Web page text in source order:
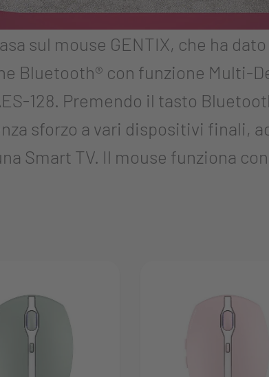
sul mouse GENTIX, che ha
Bluetooth® con funzione Multi-
128. Premendo il tasto
sforzo a vari dispositivi finali,
Smart TV. Il mouse funziona